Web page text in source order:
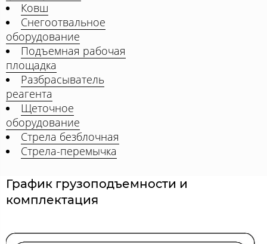
Ковш
Снегоотвальное
оборудование
Подъемная рабочая
площадка
Разбрасыватель
реагента
Щеточное
оборудование
Стрела безблочная
Стрела-перемычка
График грузоподъемности и
комплектация